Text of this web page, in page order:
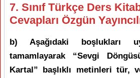
7. Sınıf Türkçe Ders
Cevapları Özgün
b) Aşağıdaki boşlukları
tamamlayarak “Sevgi
Kartal” başlıklı metinleri tür,